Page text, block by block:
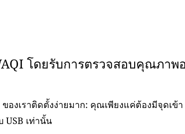
โดยรับการตรวจสอบคุณภา
องเราติดตั้งง่ายมาก: คุณเพียงแค่ต้องมีจุดเข้า
USB เท่านั้น